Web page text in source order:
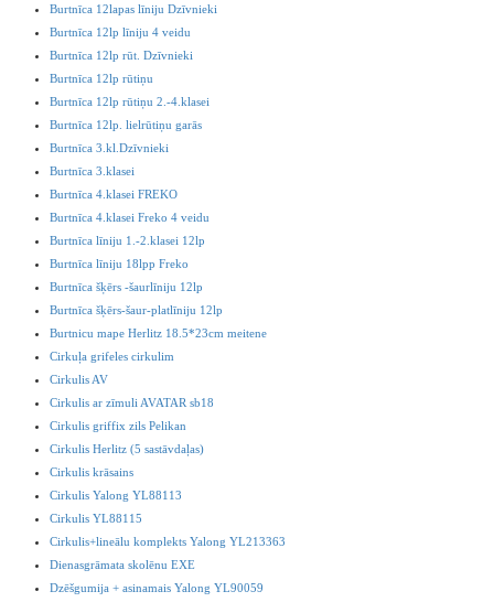
Burtnīca 12lapas līniju Dzīvnieki
Burtnīca 12lp līniju 4 veidu
Burtnīca 12lp rūt. Dzīvnieki
Burtnīca 12lp rūtiņu
Burtnīca 12lp rūtiņu 2.-4.klasei
Burtnīca 12lp. lielrūtiņu garās
Burtnīca 3.kl.Dzīvnieki
Burtnīca 3.klasei
Burtnīca 4.klasei FREKO
Burtnīca 4.klasei Freko 4 veidu
Burtnīca līniju 1.-2.klasei 12lp
Burtnīca līniju 18lpp Freko
Burtnīca šķērs -šaurlīniju 12lp
Burtnīca šķērs-šaur-platlīniju 12lp
Burtnicu mape Herlitz 18.5*23cm meitene
Cirkuļa grifeles cirkulim
Cirkulis AV
Cirkulis ar zīmuli AVATAR sb18
Cirkulis griffix zils Pelikan
Cirkulis Herlitz (5 sastāvdaļas)
Cirkulis krāsains
Cirkulis Yalong YL88113
Cirkulis YL88115
Cirkulis+lineālu komplekts Yalong YL213363
Dienasgrāmata skolēnu EXE
Dzēšgumija + asinamais Yalong YL90059